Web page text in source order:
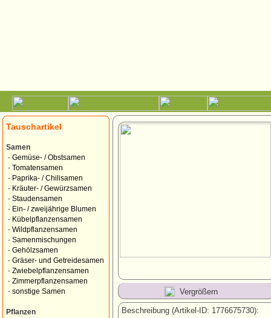
Tauschartikel
Samen
- Gemüse- / Obstsamen
- Tomatensamen
- Paprika- / Chilisamen
- Kräuter- / Gewürzsamen
- Staudensamen
- Ein- / zweijährige Blumen
- Kübelpflanzensamen
- Wildpflanzensamen
- Samenmischungen
- Gehölzsamen
- Gräser- und Getreidesamen
- Zwiebelpflanzensamen
- Zimmerpflanzensamen
- sonstige Samen
Pflanzen
Vergrößern
Beschreibung (Artikel-ID: 1776675730):